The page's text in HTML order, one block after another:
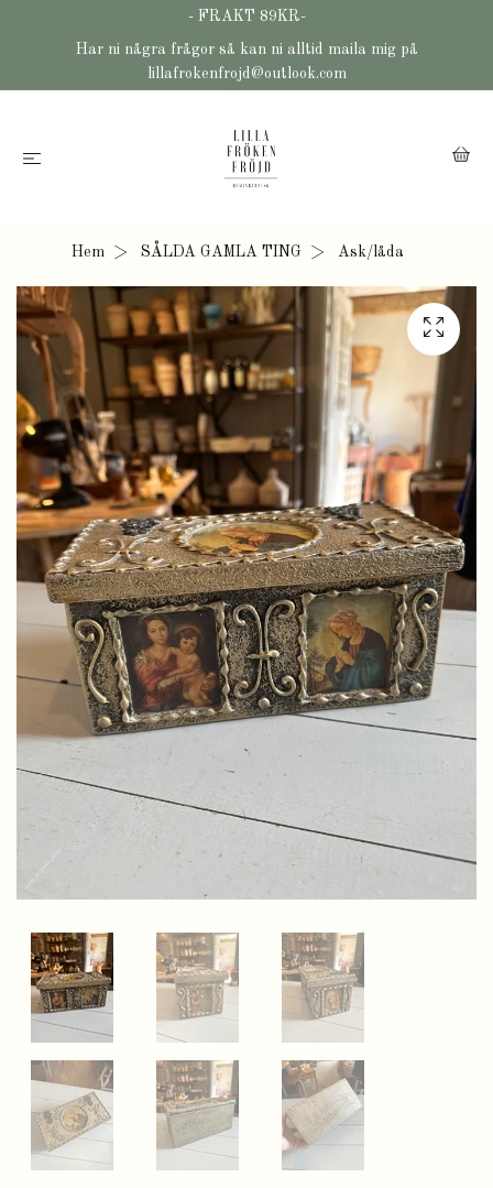
- FRAKT 89KR-
Har ni några frågor så kan ni alltid maila mig på
lillafrokenfrojd@outlook.com
Hem SÅLDA GAMLA TING Ask/låda